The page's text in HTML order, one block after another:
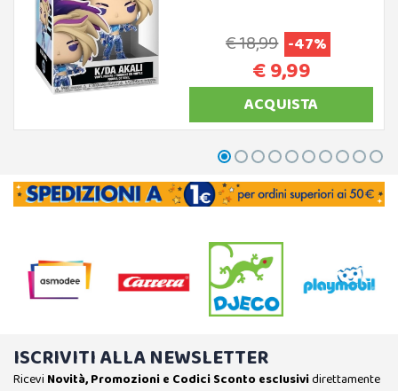
€ 18,99 -47%
€ 9,99
ACQUISTA
ISCRIVITI ALLA NEWSLETTER
Ricevi Novità, Promozioni e Codici Sconto esclusividirettamente